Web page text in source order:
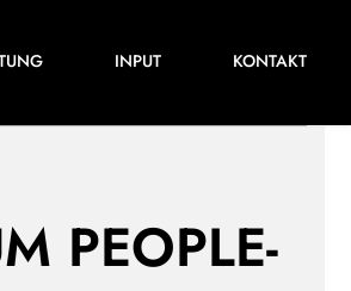
INPUT KONTAKT
PEOPLE-